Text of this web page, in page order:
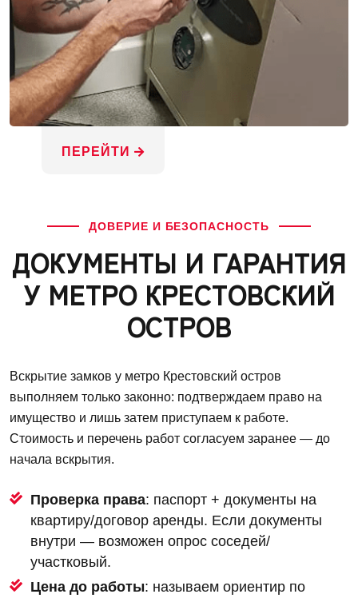
ПЕРЕЙТИ
ДОВЕРИЕ И БЕЗОПАСНОСТЬ
ДОКУМЕНТЫ И ГАРАНТИЯ
У МЕТРО КРЕСТОВСКИЙ
ОСТРОВ
Вскрытие замков у метро Крестовский остров
выполняем только законно: подтверждаем право на
имущество и лишь затем приступаем к работе.
Стоимость и перечень работ согласуем заранее — до
начала вскрытия.
Проверка права: паспорт + документы на
квартиру/договор аренды. Если документы
внутри — возможен опрос соседей/
участковый.
Цена до работы: называем ориентир по